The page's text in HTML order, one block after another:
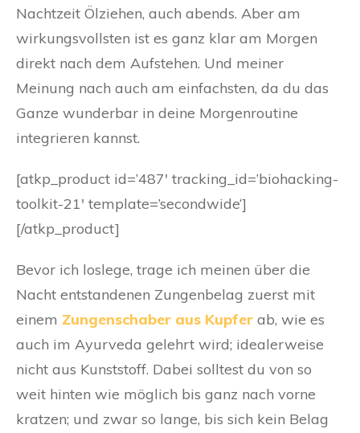
Nachtzeit Ölziehen, auch abends. Aber am
wirkungsvollsten ist es ganz klar am Morgen
direkt nach dem Aufstehen. Und meiner
Meinung nach auch am einfachsten, da du das
Ganze wunderbar in deine Morgenroutine
integrieren kannst.
[atkp_product id=’487′ tracking_id=’biohacking-
toolkit-21′ template=’secondwide‘]
[/atkp_product]
Bevor ich loslege, trage ich meinen über die
Nacht entstandenen Zungenbelag zuerst mit
einem Zungenschaber aus Kupfer ab, wie es
auch im Ayurveda gelehrt wird; idealerweise
nicht aus Kunststoff. Dabei solltest du von so
weit hinten wie möglich bis ganz nach vorne
kratzen; und zwar so lange, bis sich kein Belag